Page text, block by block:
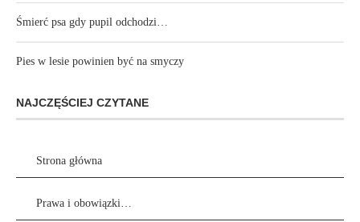
Śmierć psa gdy pupil odchodzi…
Pies w lesie powinien być na smyczy
NAJCZĘŚCIEJ CZYTANE
Strona główna
Prawa i obowiązki…